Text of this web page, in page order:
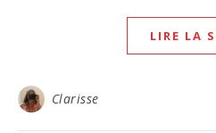
LIRE LA
Clarisse